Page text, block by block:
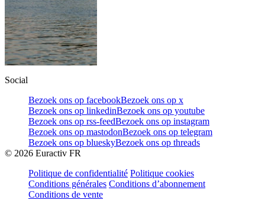
Social
Bezoek ons op facebookBezoek ons op x
Bezoek ons op linkedinBezoek ons op youtube
Bezoek ons op rss-feedBezoek ons op instagram
Bezoek ons op mastodonBezoek ons op telegram
Bezoek ons op blueskyBezoek ons op threads
© 2026 Euractiv FR
Politique de confidentialité Politique cookies
Conditions générales Conditions d’abonnement
Conditions de vente